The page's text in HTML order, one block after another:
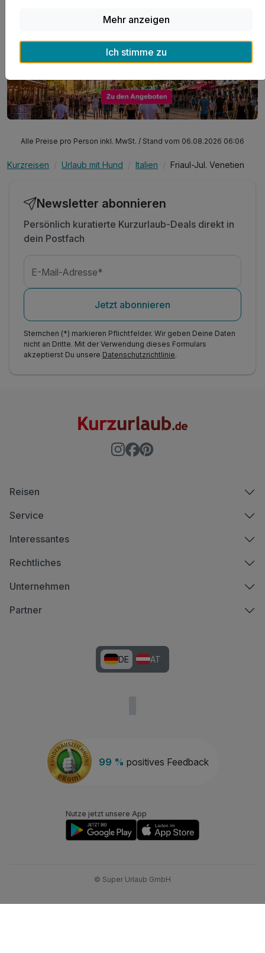
Alle Preise pro Person inkl. MwSt. / Stand vom 06.08.2026 06:06
Kurzreisen Urlaub mit Hund Italien Friaul-Jul. Venetien
Newsletter abonnieren
Persönlich kuratierte Kurzurlaub-Deals direkt in
dein Postfach
E-Mail-Adresse*
Jetzt abonnieren
Sternchen (*) markieren Pflichtfelder. Wir geben Deine Daten
nicht an Dritte. Mit der Verwendung dieses Formulars
akzeptierst Du unsere Datenschutzrichtlinie.
99 % positives Feedback
Reisen
Service
Interessantes
Rechtliches
Unternehmen
Partner
DE AT
Nutze jetzt unsere App
© Super Urlaub GmbH
Mehr anzeigen
Ich stimme zu